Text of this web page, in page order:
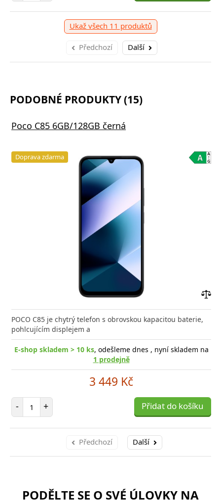
Ukaž všech 11 produktů
Předchozí Další
PODOBNÉ PRODUKTY (15)
Poco C85 6GB/128GB černá
Doprava zdarma
POCO C85 je chytrý telefon s obrovskou kapacitou baterie,
pohlcujícím displejem a
E-shop skladem > 10 ks, odešleme dnes , nyní skladem na
1 prodejně
3 449 Kč
- Počet položek
+ Přidat do košíku
Předchozí Další
PODĚLTE SE O SVÉ ÚLOVKY NA